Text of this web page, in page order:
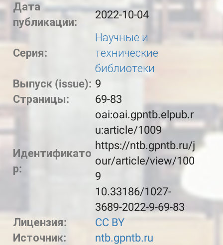
Дата
публикации:
2022-10-04
Серия:
Научные и
технические
библиотеки
Выпуск (issue): 9
Страницы:
69-83
Идентификато
р:
oai:oai.gpntb.elpub.r
u:article/1009
https://ntb.gpntb.ru/j
our/article/view/100
9
10.33186/1027-
3689-2022-9-69-83
Лицензия:
CC BY
Источник:
ntb.gpntb.ru